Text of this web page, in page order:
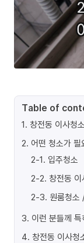
Table of
1. 창전동 이사청소
2. 어떤 청소가 필
2-1. 입주청소
2-2. 창전동 이
2-3. 원룸청소
3. 이런 분들께
4. 창전동 이사청